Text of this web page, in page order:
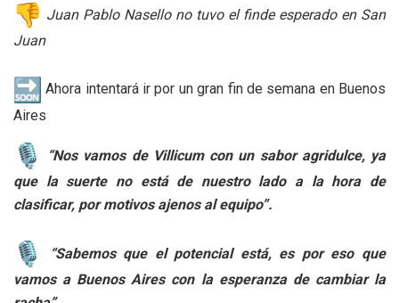
Juan Pablo Nasello no tuvo el finde esperado en San
Juan
Ahora intentará ir por un gran fin de semana en Buenos
Aires
“Nos vamos de Villicum con un sabor agridulce, ya
que la suerte no está de nuestro lado a la hora de
clasificar, por motivos ajenos al equipo”.
“Sabemos que el potencial está, es por eso que
vamos a Buenos Aires con la esperanza de cambiar la